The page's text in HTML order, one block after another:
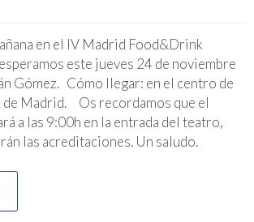
en el IV Madrid Food&Drink
este jueves 24 de noviembre
Gómez. Cómo llegar: en el centro de
de Madrid. Os recordamos que el
a las 9:00h en la entrada del teatro,
las acreditaciones. Un saludo.